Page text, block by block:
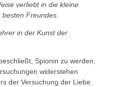
verliebt in die kleine
Freundes.
in der Kunst der
Spionin zu werden,
widerstehen
der Versuchung der Liebe.